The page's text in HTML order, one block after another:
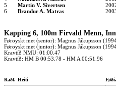
5
Martin V. Sivertsen
6
Brandur A. Matras
Kapping 6, 100m Firvald Menn,
Føroyskt met (senior): Magnus Jákupsson
Føroyskt met (junior): Magnus Jákupsson
Kravtíð NMU: 01:00.47
Kravtíð: HM B 00:53.78 - HM A 00:51.96
Raðf. Heiti